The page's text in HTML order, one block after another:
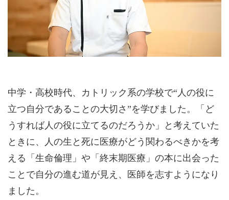
中学・高校時代、カトリック系の学校で“人の役に
立つ自分であることの大切さ”を学びました。「ど
うすれば人の役に立てるのだろうか」と考えていた
ときに、人の生と死に医療がどう関わるべきかを考
える「生命倫理」や「終末期医療」の本に出会った
ことで自分の進む道が見え、医師を志すようになり
ました。